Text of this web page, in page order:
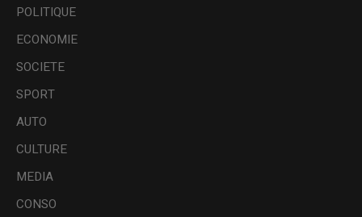
POLITIQUE
ECONOMIE
SOCIETE
SPORT
AUTO
CULTURE
MEDIA
CONSO